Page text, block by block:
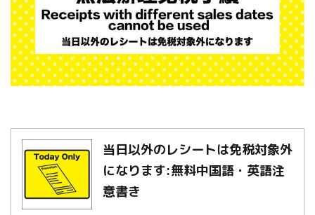
当日以外のレシートは免税対象外
になります:無料中国語・英語注
意書き